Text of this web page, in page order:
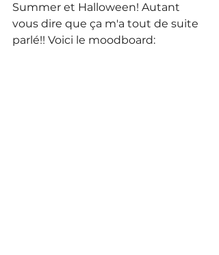
Summer et Halloween! Autant
vous dire que ça m'a tout de suite
parlé!! Voici le moodboard: